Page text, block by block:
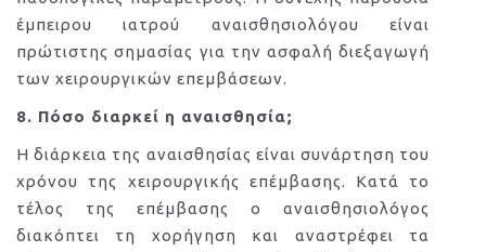
έμπειρου ιατρού αναισθησιολόγου είναι
πρώτιστης σημασίας για την ασφαλή διεξαγωγή
των χειρουργικών επεμβάσεων.
8. Πόσο διαρκεί η αναισθησία;
Η διάρκεια της αναισθησίας είναι συνάρτηση του
χρόνου της χειρουργικής επέμβασης. Κατά το
τέλος της επέμβασης ο αναισθησιολόγος
διακόπτει τη χορήγηση και αναστρέφει τα